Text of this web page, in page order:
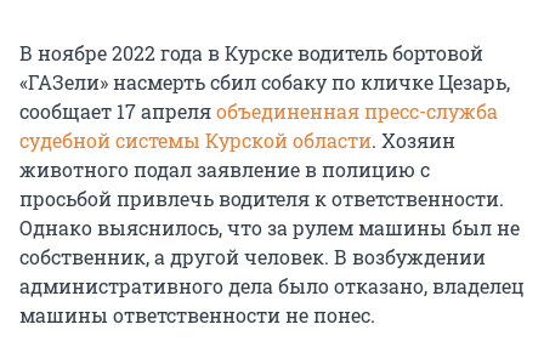
В ноябре 2022 года в Курске водитель бортовой
«ГАЗели» насмерть сбил собаку по кличке Цезарь,
сообщает 17 апреляобъединенная пресс-служба
судебной системы Курской области. Хозяин
животного подал заявление в полицию с
просьбой привлечь водителя к ответственности.
Однако выяснилось, что за рулем машины был не
собственник, а другой человек. В возбуждении
административного дела было отказано, владелец
машины ответственности не понес.